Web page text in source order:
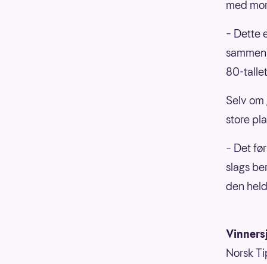
med
– Dette
80-
Selv
store
– Det
slags
den
Norsk